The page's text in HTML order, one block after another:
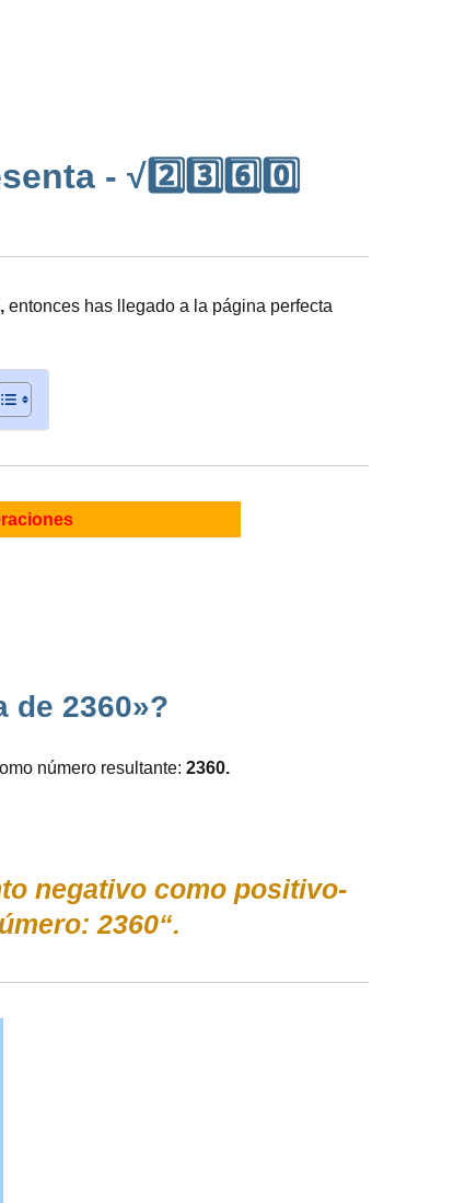
- √2️⃣3️⃣6️⃣0️⃣
, entonces has llegado a la página perfecta
de 2360»?
número resultante: 2360.
negativo como positivo-
2360“.